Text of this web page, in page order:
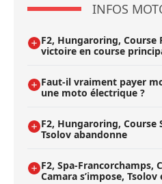
INFOS
F2, Hungaroring, Course
victoire en course
Faut-il vraiment payer
une moto électrique ?
F2, Hungaroring, Course
Tsolov abandonne
F2, Spa-Francorchamps,
Camara s’impose,